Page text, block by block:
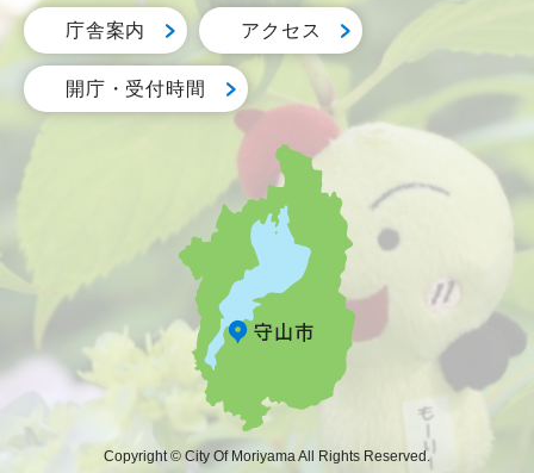
庁舎案内 アクセス
開庁・受付時間
Copyright © City Of Moriyama All Rights Reserved.